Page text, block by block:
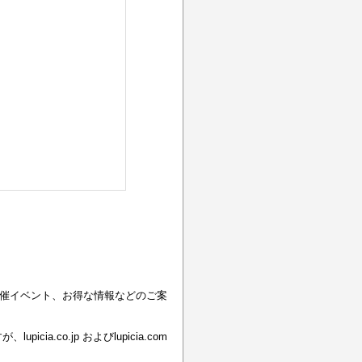
イベント、お得な情報などのご案
、lupicia.co.jp およびlupicia.com